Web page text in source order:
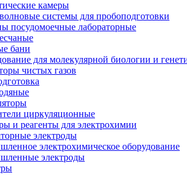
камеры
системы для пробоподготовки
посудомоечные лабораторные
бани
для молекулярной биологии и
чистых газов
циркуляционные
и реагенты для электрохимии
электроды
электрохимическое оборудование
электроды